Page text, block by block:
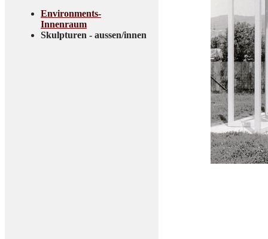
Environments-
Innenraum
Skulpturen - aussen/innen